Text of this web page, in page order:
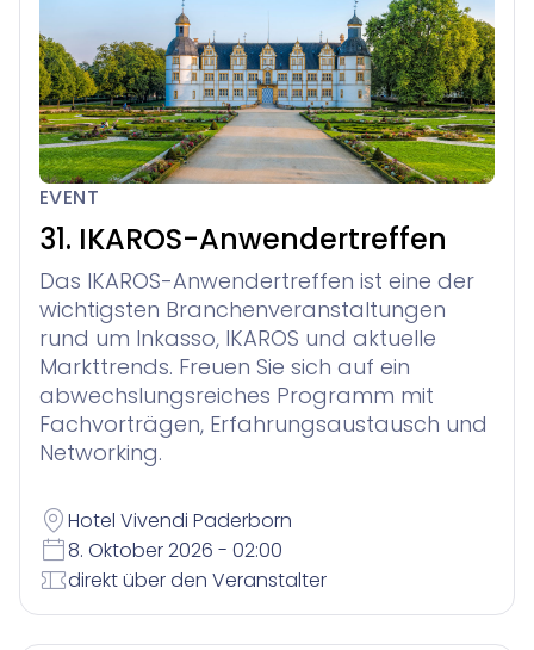
EVENT
31. IKAROS-Anwendertreffen
Das IKAROS-Anwendertreffen ist eine der
wichtigsten Branchenveranstaltungen
rund um Inkasso, IKAROS und aktuelle
Markttrends. Freuen Sie sich auf ein
abwechslungsreiches Programm mit
Fachvorträgen, Erfahrungsaustausch und
Networking.
Hotel Vivendi Paderborn
8. Oktober 2026 - 02:00
direkt über den Veranstalter